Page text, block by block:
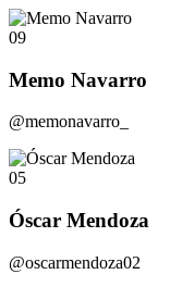
09
Memo Navarro
@memonavarro_
05
Óscar Mendoza
@oscarmendoza02